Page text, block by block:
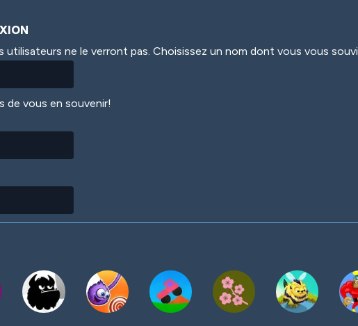
utilisateurs ne le verront pas. Choisissez un nom dont vous vous
de vous en souvenir!